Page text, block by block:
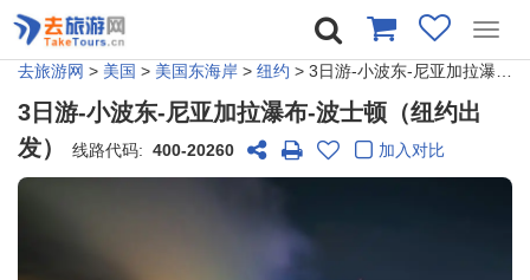
去旅游网 > 美国 > 美国东海岸 > 纽约 > 3日游-小波东-尼亚加拉瀑布-波士顿（纽约出发）
3日游-小波东-尼亚加拉瀑布-波士顿（纽约出
发）
线路代码: 400-20260 加入对比